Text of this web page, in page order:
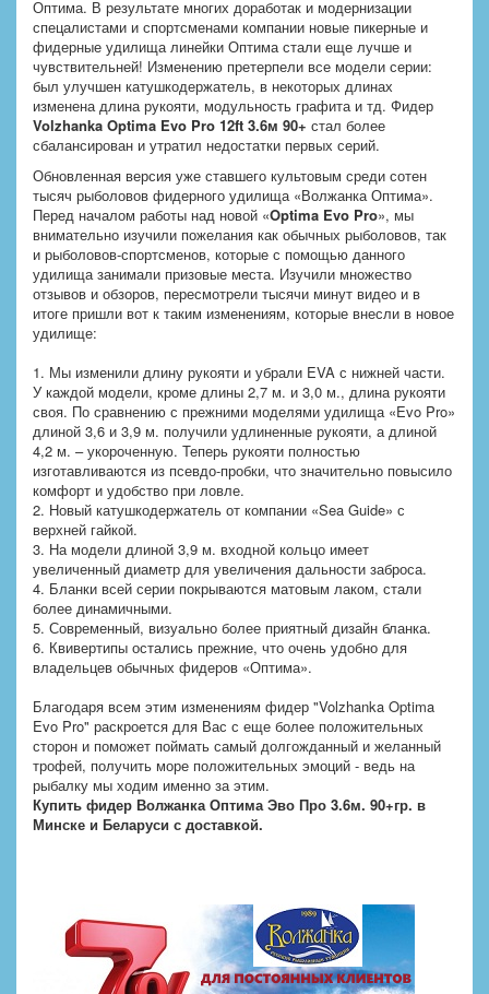
Оптима. В результате многих доработак и модернизации
спецалистами и спортсменами компании новые пикерные и
фидерные удилища линейки Оптима стали еще лучше и
чувствительней! Изменению претерпели все модели серии:
был улучшен катушкодержатель, в некоторых длинах
изменена длина рукояти, модульность графита и тд. Фидер
Volzhanka Optima Evo Pro 12ft 3.6м 90+ стал более
сбалансирован и утратил недостатки первых серий.
Обновленная версия уже ставшего культовым среди сотен
тысяч рыболовов фидерного удилища «Волжанка Оптима».
Перед началом работы над новой «Optima Evo Pro», мы
внимательно изучили пожелания как обычных рыболовов, так
и рыболовов-спортсменов, которые с помощью данного
удилища занимали призовые места. Изучили множество
отзывов и обзоров, пересмотрели тысячи минут видео и в
итоге пришли вот к таким изменениям, которые внесли в новое
удилище:
1. Мы изменили длину рукояти и убрали EVA с нижней части.
У каждой модели, кроме длины 2,7 м. и 3,0 м., длина рукояти
своя. По сравнению с прежними моделями удилища «Evo Pro»
длиной 3,6 и 3,9 м. получили удлиненные рукояти, а длиной
4,2 м. – укороченную. Теперь рукояти полностью
изготавливаются из псевдо-пробки, что значительно повысило
комфорт и удобство при ловле.
2. Новый катушкодержатель от компании «Sea Guide» с
верхней гайкой.
3. На модели длиной 3,9 м. входной кольцо имеет
увеличенный диаметр для увеличения дальности заброса.
4. Бланки всей серии покрываются матовым лаком, стали
более динамичными.
5. Современный, визуально более приятный дизайн бланка.
6. Квивертипы остались прежние, что очень удобно для
владельцев обычных фидеров «Оптима».
Благодаря всем этим изменениям фидер "Volzhanka Optima
Evo Pro" раскроется для Вас с еще более положительных
сторон и поможет поймать самый долгожданный и желанный
трофей, получить море положительных эмоций - ведь на
рыбалку мы ходим именно за этим.
Купить фидер Волжанка Оптима Эво Про 3.6м. 90+гр. в
Минске и Беларуси с доставкой.